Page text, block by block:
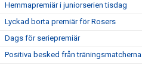
Hemmapremiär i juniorserien tisdag
Lyckad borta premiär för Rosers
Dags för seriepremiär
Positiva besked från träningsmatcherna